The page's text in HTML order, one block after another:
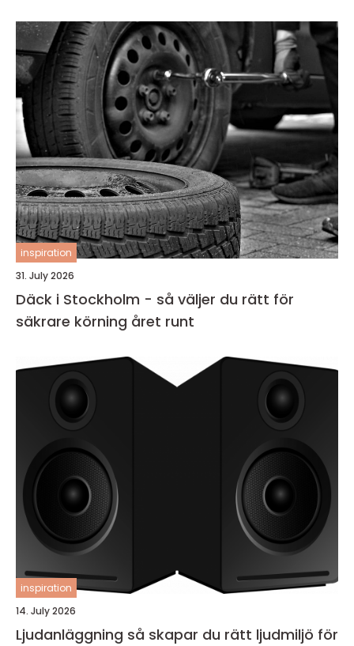
inspiration
31. July 2026
Däck i Stockholm - så väljer du rätt för
säkrare körning året runt
inspiration
14. July 2026
Ljudanläggning så skapar du rätt ljudmiljö för